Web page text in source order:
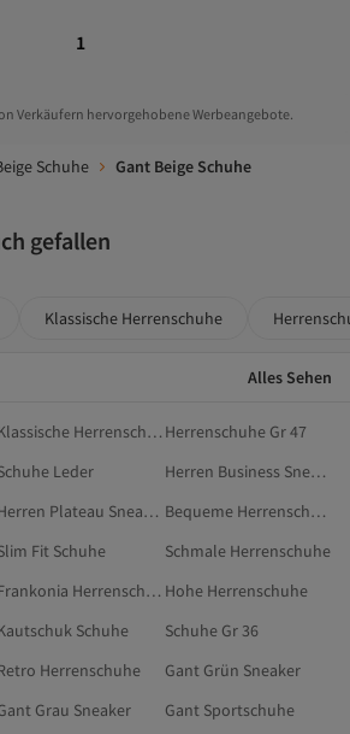
1
Verkäufern hervorgehobene Werbeangebote.
Schuhe Gant Beige Schuhe
gefallen
Klassische Herrenschuhe
Alles Sehen
Klassische Herrenschuhe Herrenschuhe Gr 47
Leder
Herren Business Sneaker
Herren Plateau Sneaker
Bequeme Herrenschuhe
Fit Schuhe
Schmale Herrenschuhe
Frankonia Herrenschuhe Hohe Herrenschuhe
Schuhe
Schuhe Gr 36
Herrenschuhe
Gant Grün Sneaker
Grau Sneaker
Gant Sportschuhe